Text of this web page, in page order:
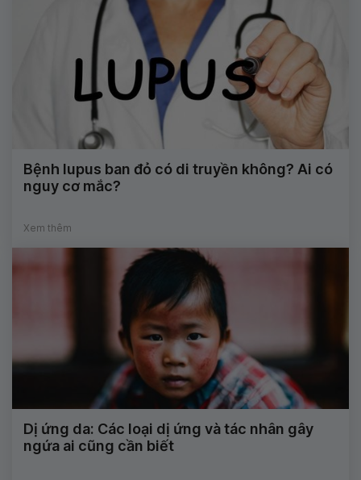
Bệnh lupus ban đỏ có di truyền không? Ai có
nguy cơ mắc?
Xem thêm
Dị ứng da: Các loại dị ứng và tác nhân gây
ngứa ai cũng cần biết